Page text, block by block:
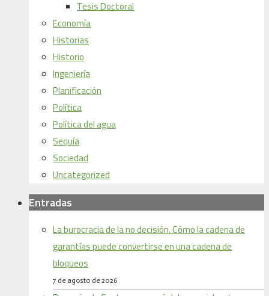
Tesis Doctoral
Economía
Historias
Historio
Ingeniería
Planificación
Política
Política del agua
Sequía
Sociedad
Uncategorized
Entradas
La burocracia de la no decisión. Cómo la cadena de
garantías puede convertirse en una cadena de
bloqueos
7 de agosto de 2026